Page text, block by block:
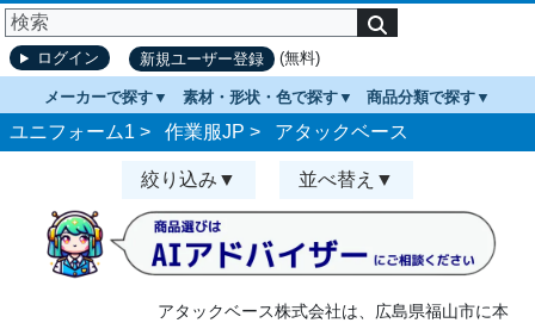
ログイン 新規ユーザー登録 (無料)
メーカーで探す 素材・形状・色で探す 商品分類で探す
ユニフォーム1 > 作業服JP > アタックベース
絞り込み 並べ替え
アタックベース株式会社は、広島県福山市に本